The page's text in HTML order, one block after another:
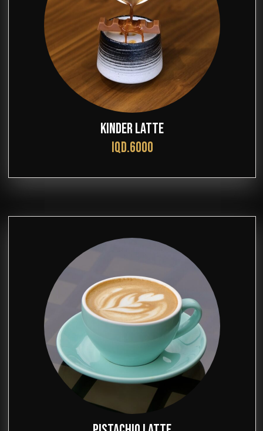
KINDER LATTE
IQD.6000